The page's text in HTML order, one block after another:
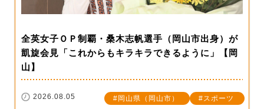
全英女子ＯＰ制覇・桑木志帆選手（岡山市出身）が
凱旋会見「これからもキラキラできるように」【岡
山】
2026.08.05 岡山県（岡山市） スポーツ